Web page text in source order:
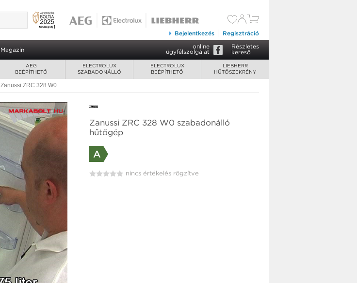
Bejelentkezés Regisztráció
Magazin online
ügyfélszolgálat
Részletes
kereső
AEG
BEÉPÍTHETŐ
ELECTROLUX
SZABADONÁLLÓ
ELECTROLUX
BEÉPÍTHETŐ
LIEBHERR
HŰTŐSZEKRÉNY
Zanussi ZRC 328 W0
Zanussi ZRC 328 W0 szabadonálló
hűtőgép
A
nincs értékelés rögzítve